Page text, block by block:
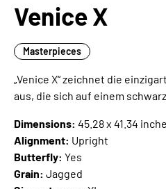
Venice X
Masterpieces
„Venice X“ zeichnet die
aus, die sich auf einem
Dimensions: 45.28 x 41.34
Alignment: Upright
Butterfly: Yes
Grain: Jagged